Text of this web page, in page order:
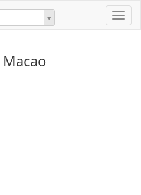
Toggle
Macao